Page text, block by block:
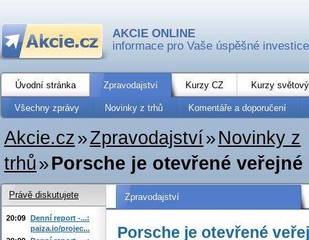
AKCIE ONLINE
informace pro Vaše úspěšné investice
Úvodní stránka Zpravodajství Kurzy CZ Kurzy
Všechny zprávy Novinky z trhů Komentáře a doporučení
Akcie.cz»Zpravodajství» Novinky z
trhů»Porsche je otevřené
Zpravodajství
Porsche je otevřené
Právě diskutujete
20:09 Denní report -...:
paiza.io/projec...